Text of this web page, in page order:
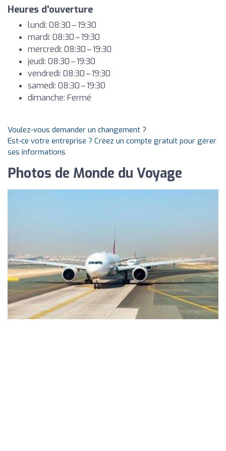
Heures d'ouverture
lundi: 08:30 – 19:30
mardi: 08:30 – 19:30
mercredi: 08:30 – 19:30
jeudi: 08:30 – 19:30
vendredi: 08:30 – 19:30
samedi: 08:30 – 19:30
dimanche: Fermé
Voulez-vous demander un changement ?
Est-ce votre entreprise ? Créez un compte gratuit pour gérer
ses informations
Photos de Monde du Voyage